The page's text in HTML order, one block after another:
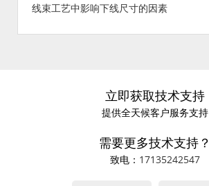
线束工艺中影响下线尺寸的因素
立即获取技术支持
提供全天候客户服务支持
需要更多技术支持？
致电： 17135242547